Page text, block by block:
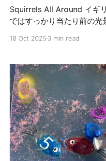
Squirrels All Around イギリスでの生活が長くなり、今
ではすっかり当たり前の光
た自宅のバルコニーにも
ました。せっかく植えた
ありましたが、春になる
たどんぐりの芽が出てい
りしたことがあります。 子どもの頃からリスは可愛い存
在で、私の好きな小動物
公園でリスを見かけると
と一生懸命に小さな指を伸
18 Oct 2025 3 min read